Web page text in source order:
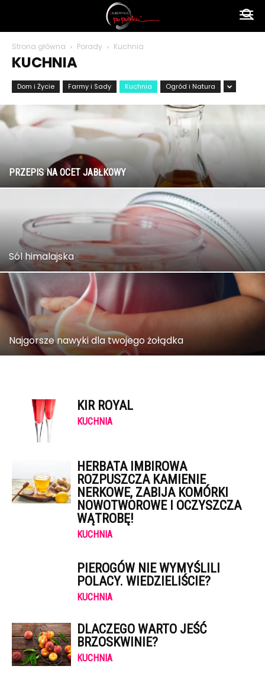
polsku
Strona główna Porady Kuchnia
KUCHNIA
Dom i Życie Farmy i Sady Kuchnia Ogród i Natura
PRZEPIS NA OCET JABŁKOWY
Sól himalajska
Najgorsze nawyki dla twojego żołądka
KIR ROYAL
KUCHNIA
HERBATA IMBIROWA
ROZPUSZCZA KAMIENIE
NERKOWE, ZABIJA KOMÓRKI
NOWOTWOROWE I OCZYSZCZA
WĄTROBĘ!
KUCHNIA
PIEROGÓW NIE WYMYŚLILI
POLACY. WIEDZIELIŚCIE?
KUCHNIA
DLACZEGO WARTO JEŚĆ
BRZOSKWINIE?
KUCHNIA